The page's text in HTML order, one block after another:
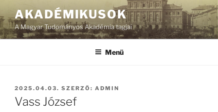
AKADÉMIKUSOK
A Magyar Tudományos Akadémia tagjai
Menü
BEKÜLDVE:
2025.04.03. SZERZŐ: ADMIN
Vass József